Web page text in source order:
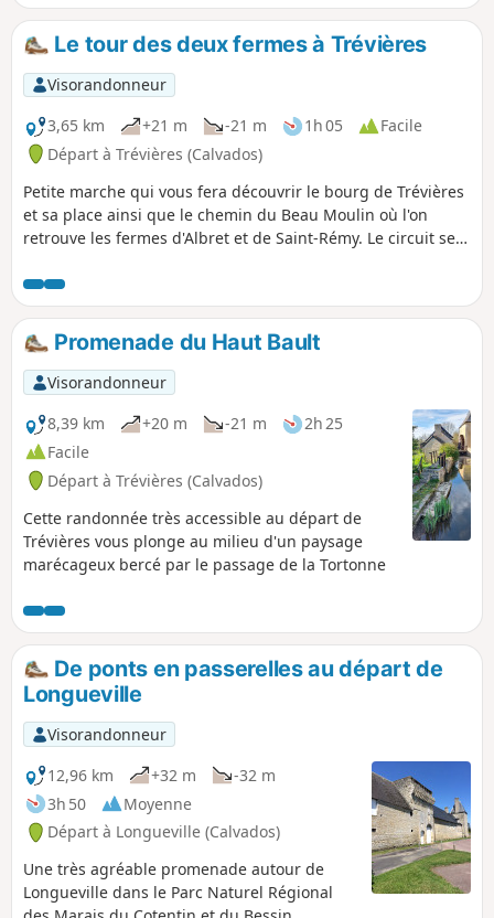
Le tour des deux fermes à Trévières
Visorandonneur
3,65 km
+21 m -21 m 1h 05
Facile
Départ à Trévières (Calvados)
Petite marche qui vous fera découvrir le bourg de Trévières
et sa place ainsi que le chemin du Beau Moulin où l'on
retrouve les fermes d'Albret et de Saint-Rémy. Le circuit se
terrains de football et de pétanque du village et où
quelques infrastructures sont mises à disposition pour les
loisirs sportifs des habitants : city stade, skate-park,
workout, etc.
Promenade du Haut Bault
Visorandonneur
8,39 km
+20 m -21 m
2h 25
Facile
Départ à Trévières (Calvados)
Cette randonnée très accessible au départ de
Trévières vous plonge au milieu d'un paysage
marécageux bercé par le passage de la Tortonne
De ponts en passerelles au départ de
Longueville
Visorandonneur
12,96 km
+32 m
-32 m
3h 50
Moyenne
Départ à Longueville (Calvados)
Une très agréable promenade autour de
Longueville dans le Parc Naturel Régional